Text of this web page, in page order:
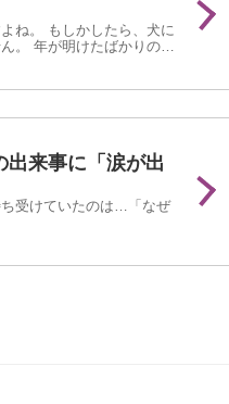
ね。 もしかしたら、犬に
。 年が明けたばかりの
来事に「涙が出
受けていたのは…「なぜ